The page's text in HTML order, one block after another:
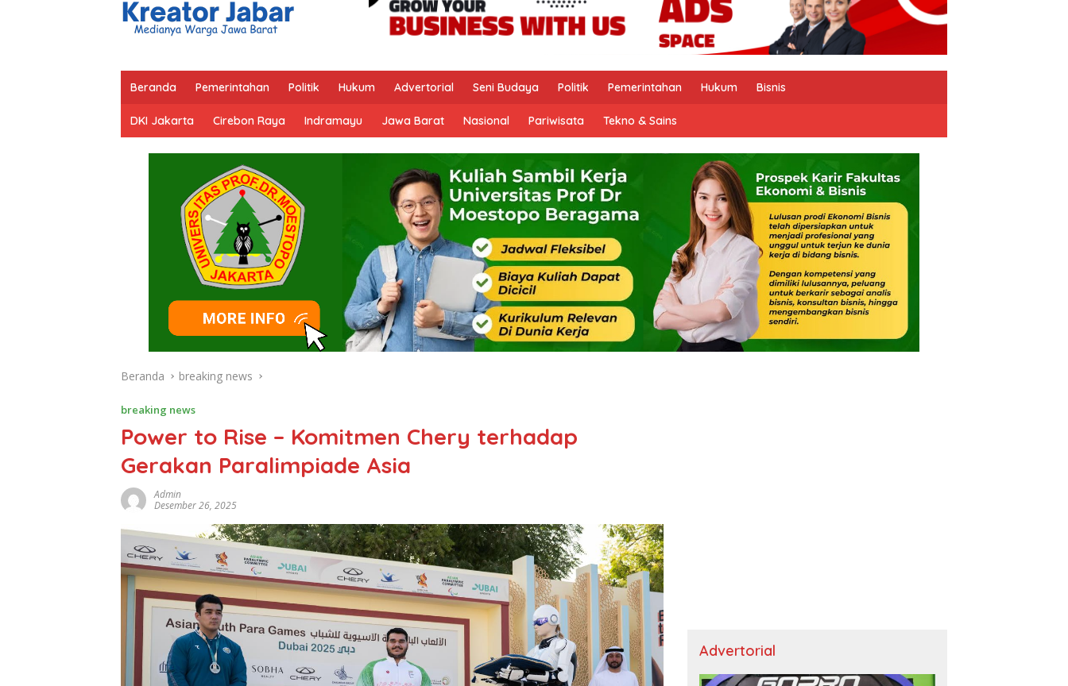
Beranda Pemerintahan Politik Hukum Advertorial Seni Budaya Politik Pemerintahan Hukum Bisnis
DKI Jakarta Cirebon Raya Indramayu Jawa Barat Nasional Pariwisata Tekno & Sains
Beranda breaking news
breaking news
Power to Rise – Komitmen Chery terhadap
Gerakan Paralimpiade Asia
Admin
Desember 26, 2025
Advertorial